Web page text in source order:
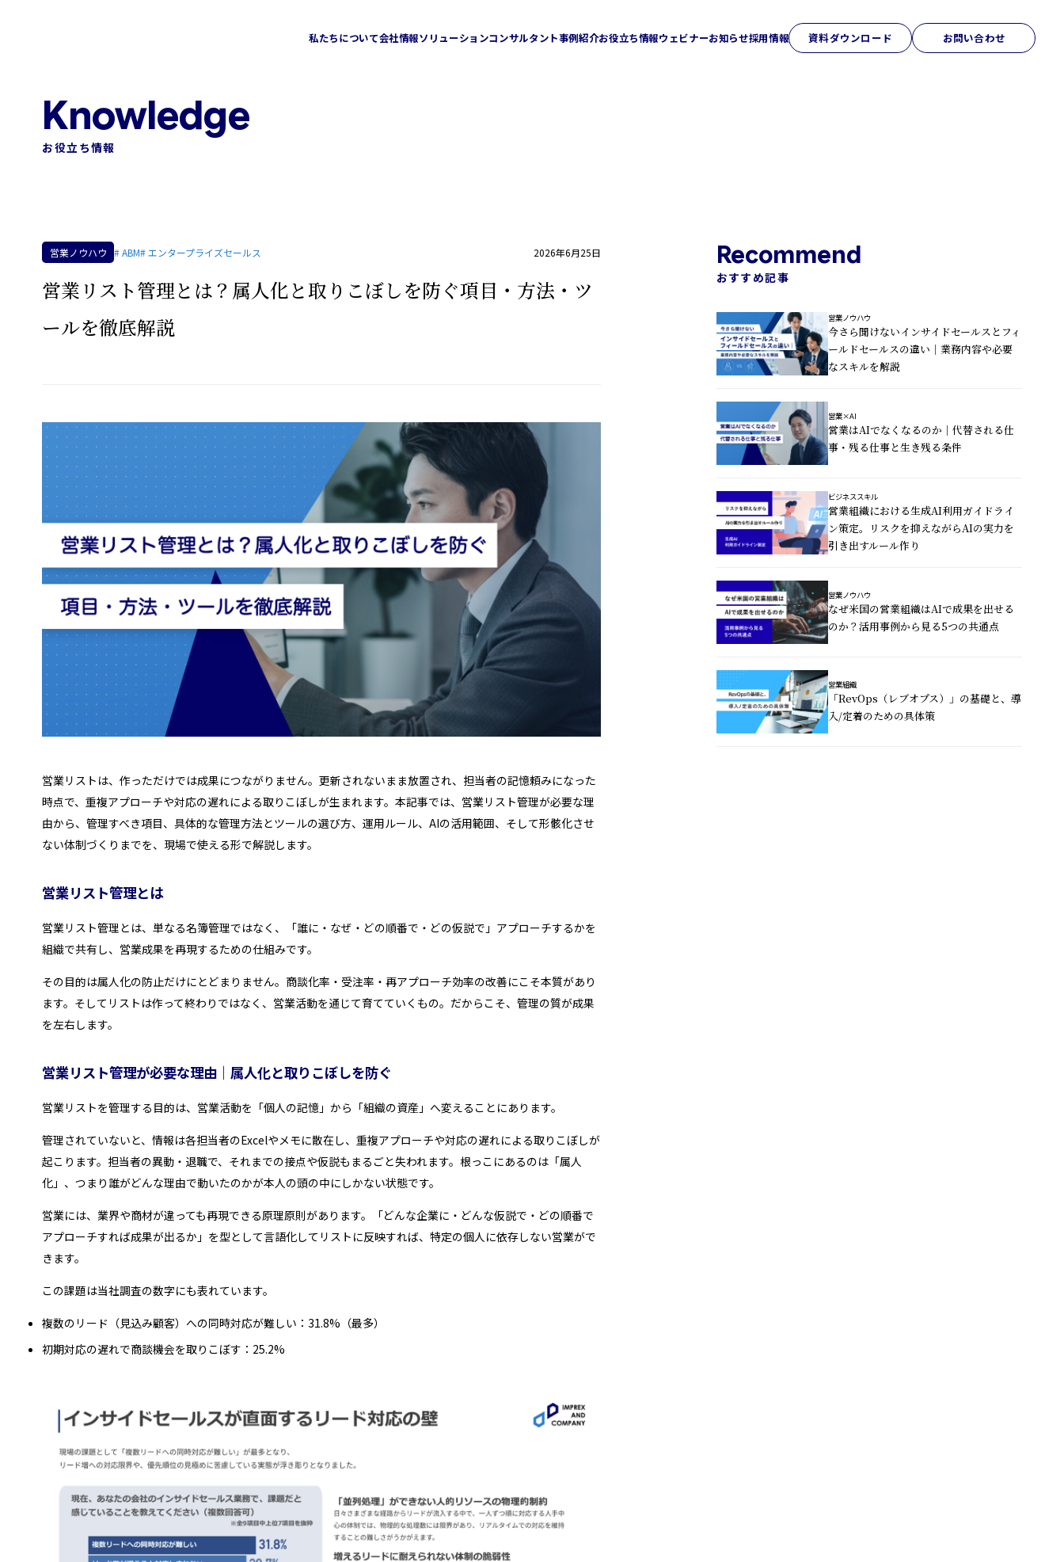
私たちについて会社情報
会社情報
ソリューション
ソリューション
AI-SDR
おまかせABM
金融業界特化型コンサルティング
新規事業カテゴリー
コンサルタント事例紹介お役立ち情報ウェビナーお知らせ採用情報 資料ダウンロード お問い合わせ
お役立ち情報
営業ノウハウ # ABM# エンタープライズセールス 2026年6月25日
営業リスト管理とは？属人化と取りこぼしを防ぐ項目・方法・ツ
ールを徹底解説
営業リストは、作っただけでは成果につながりません。更新されないまま放置され、担当者の記憶頼みになった
時点で、重複アプローチや対応の遅れによる取りこぼしが生まれます。本記事では、営業リスト管理が必要な理
由から、管理すべき項目、具体的な管理方法とツールの選び方、運用ルール、AIの活用範囲、そして形骸化させ
ない体制づくりまでを、現場で使える形で解説します。
営業リスト管理とは
営業リスト管理とは、単なる名簿管理ではなく、「誰に・なぜ・どの順番で・どの仮説で」アプローチするかを
組織で共有し、営業成果を再現するための仕組みです。
その目的は属人化の防止だけにとどまりません。商談化率・受注率・再アプローチ効率の改善にこそ本質があり
ます。そしてリストは作って終わりではなく、営業活動を通じて育てていくもの。だからこそ、管理の質が成果
を左右します。
営業リスト管理が必要な理由｜属人化と取りこぼしを防ぐ
営業リストを管理する目的は、営業活動を「個人の記憶」から「組織の資産」へ変えることにあります。
管理されていないと、情報は各担当者のExcelやメモに散在し、重複アプローチや対応の遅れによる取りこぼしが
起こります。担当者の異動・退職で、それまでの接点や仮説もまるごと失われます。根っこにあるのは「属人
化」、つまり誰がどんな理由で動いたのかが本人の頭の中にしかない状態です。
営業には、業界や商材が違っても再現できる原理原則があります。「どんな企業に・どんな仮説で・どの順番で
アプローチすれば成果が出るか」を型として言語化してリストに反映すれば、特定の個人に依存しない営業がで
きます。
この課題は当社調査の数字にも表れています。
複数のリード（見込み顧客）への同時対応が難しい：31.8%（最多）
初期対応の遅れで商談機会を取りこぼす：25.2%
おすすめ記事
営業ノウハウ
今さら聞けないインサイドセールスとフィ
ールドセールスの違い｜業務内容や必要
なスキルを解説
営業×AI
営業はAIでなくなるのか｜代替される仕
事・残る仕事と生き残る条件
ビジネススキル
営業組織における生成AI利用ガイドライ
ン策定。リスクを抑えながらAIの実力を
引き出すルール作り
営業ノウハウ
なぜ米国の営業組織はAIで成果を出せる
のか？活用事例から見る5つの共通点
営業組織
「RevOps（レブオプス）」の基礎と、導
入/定着のための具体策